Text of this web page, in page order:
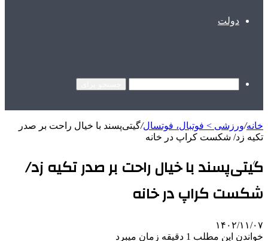
دولت
خانه/ورزشی > فوتبال، فوتسال/گیتی‌پسند با خیال راحت بر صدر
تکیه زد/ شکست کراپ در خانه
گیتی‌پسند با خیال راحت بر صدر تکیه زد/
شکست کراپ در خانه
۱۴۰۲/۱۱/۰۷
خواندن این مطلب 1 دقیقه زمان میبرد